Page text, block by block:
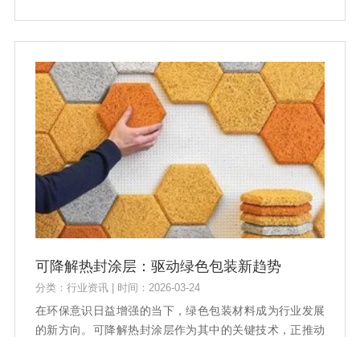
可降解热封涂层：驱动绿色包装新趋势
分类：行业资讯 | 时间：2026-03-24
在环保意识日益增强的当下，绿色包装材料成为行业发展
的新方向。可降解热封涂层作为其中的关键技术，正推动